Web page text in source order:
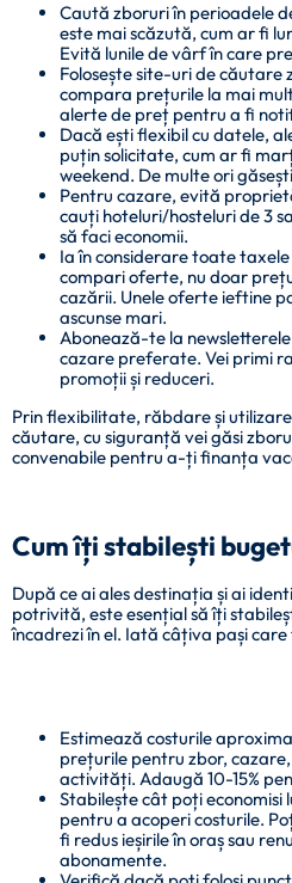
Caută zboruri în perioadele
este mai scăzută, cum ar fi
Evită lunile de vârf în care
Folosește site-uri de căutare
compara prețurile la mai
alerte de preț pentru a fi
Dacă ești flexibil cu datele,
puțin solicitate, cum ar fi
weekend. De multe ori
Pentru cazare, evită
cauți hoteluri/hosteluri de 3
să faci economii.
Ia în considerare toate taxele
compari oferte, nu doar
cazării. Unele oferte ieftine
ascunse mari.
Abonează-te la
cazare preferate. Vei primi
promoții și reduceri.
Prin flexibilitate, răbdare și
căutare, cu siguranță vei găsi
convenabile pentru a-ți finanța
Cum îți stabilești
După ce ai ales destinația și ai
potrivită, este esențial să îți
încadrezi în el. Iată câțiva pași
Estimează costurile
prețurile pentru zbor,
activități. Adaugă 10-15%
Stabilește cât poți
pentru a acoperi costurile.
fi redus ieșirile în oraș sau
abonamente.